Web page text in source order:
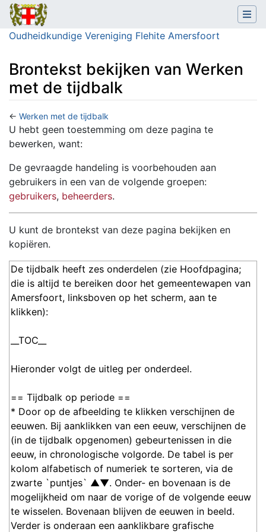
Oudheidkundige Vereniging Flehite Amersfoort
Brontekst bekijken van Werken
met de tijdbalk
← Werken met de tijdbalk
Ga naar:navigatie,zoeken
U hebt geen toestemming om deze pagina te
bewerken, want:
De gevraagde handeling is voorbehouden aan
gebruikers in een van de volgende groepen:
gebruikers, beheerders.
U kunt de brontekst van deze pagina bekijken en
kopiëren.